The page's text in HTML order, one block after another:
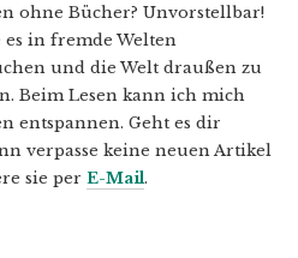
ohne Bücher? Unvorstellbar!
es in fremde Welten
und die Welt draußen zu
Beim Lesen kann ich mich
entspannen. Geht es dir
verpasse keine neuen Artikel
sie per E-Mail.